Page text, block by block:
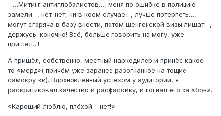
- …Митинг антиглобалистов…, меня по ошибке в полицию
замели…, нет-нет, ни в коем случае…, лучше потерпеть…,
могут сгоряча в базу внести, потом шенгенской визы лишат…,
держусь, конечно! Всё, больше говорить не могу, уже
пришёл…!
А пришёл, собственно, местный наркодилер и принёс какое-
то «мерд»( причём уже заранее разогнанное на тощие
самокрутки). Вдохновлённый успехом у аудитории, я
раскритиковал качество и расфасовку, и погнал его за «бон».
«Кароший люблю, плёхой – нет!»